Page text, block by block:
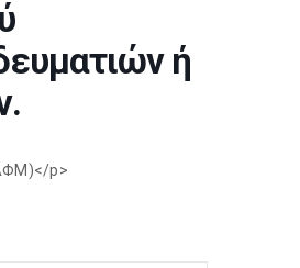
ή
p>